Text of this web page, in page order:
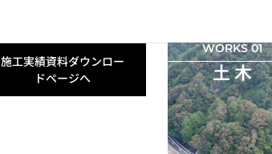
施工実績資料ダウンロー
ドページへ
WORKS 01
土 木